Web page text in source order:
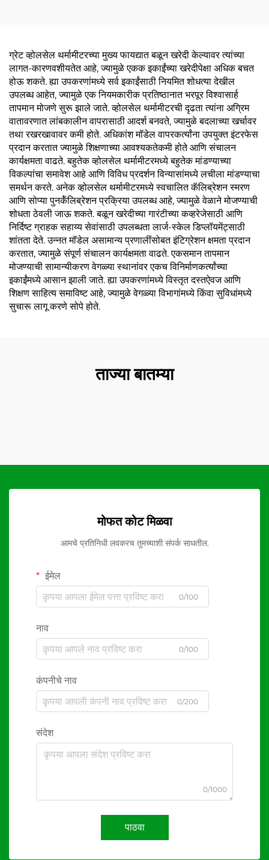
ग्रेट व्होलसेल थर्मामीटरच्या मुख्य फायद्यात बळून खरेदी केल्यावर त्यांच्या
लागत-कारणवशीयतेत आहे, ज्यामुळे एकक इकाईंच्या खरेदीपेक्षा अधिक बचत
होऊ शकते. ह्या उपकरणांमध्ये सर्व इकाईंसाठी नियमित शोधत्या देखील
उपलब्ध आहेत, ज्यामुळे एक नियमकारीक प्रतिष्ठानात भरपूर विश्वासार्ह
तापमान मोजणे सुरू झाले जाते. व्होलसेल थर्मामीटरची दृढता त्यांना अग्रिम
वातावरणात लांबकालीन वापरासाठी आदर्श बनवते, ज्यामुळे बदलाच्या खर्चावर
तथा रखरखावावर कमी होते. अधिकांश मॉडेल वापरकर्त्यांना उपयुक्त इंटरफेस
प्रदान करतात ज्यामुळे शिक्षणाच्या आवश्यकतेकमी होते आणि संचालन
कार्यक्षमता वाढते. बहुतेक व्होलसेल थर्मामीटरमध्ये बहुतेक मांडण्याच्या
विकल्पांचा समावेश आहे आणि विविध प्रदर्शन विन्यासांमध्ये लचीला मांडण्याचा
समर्थन करते. अनेक व्होलसेल थर्मामीटरमध्ये स्वचालित कॅलिब्रेशन स्मरण
आणि सोप्या पुनर्कॅलिब्रेशन प्रक्रिया उपलब्ध आहे, ज्यामुळे वेळाने मोजण्याची
शोधता ठेवली जाऊ शकते. बळून खरेदीच्या गारंटीच्या कव्हरेजेसाठी आणि
निर्दिष्ट ग्राहक सहाय्य सेवांसाठी उपलब्धता लार्ज-स्केल डिप्लॉयमेंट्साठी
शांतता देते. उन्नत मॉडेल असामान्य प्रणालींसोबत इंटिग्रेशन क्षमता प्रदान
करतात, ज्यामुळे संपूर्ण संचालन कार्यक्षमता वाढते. एकसमान तापमान
मोजण्याची सामान्यीकरण वेगळ्या स्थानांवर एकच विनिर्माणकर्त्यांच्या
इकाईंमध्ये आसान झाली जाते. ह्या उपकरणांमध्ये विस्तृत दस्तऐवज आणि
शिक्षण साहित्य समाविष्ट आहे, ज्यामुळे वेगळ्या विभागांमध्ये किंवा सुविधांमध्ये
सुचारू लागू करणे सोपे होते.
ताज्या बातम्या
मोफत कोट मिळवा
आमचे प्रतिनिधी लवकरच तुमच्याशी संपर्क साधतील.
ईमेल
0/100
नाव
0/100
कंपनीचे नाव
0/200
संदेश
0/1000
पाठवा